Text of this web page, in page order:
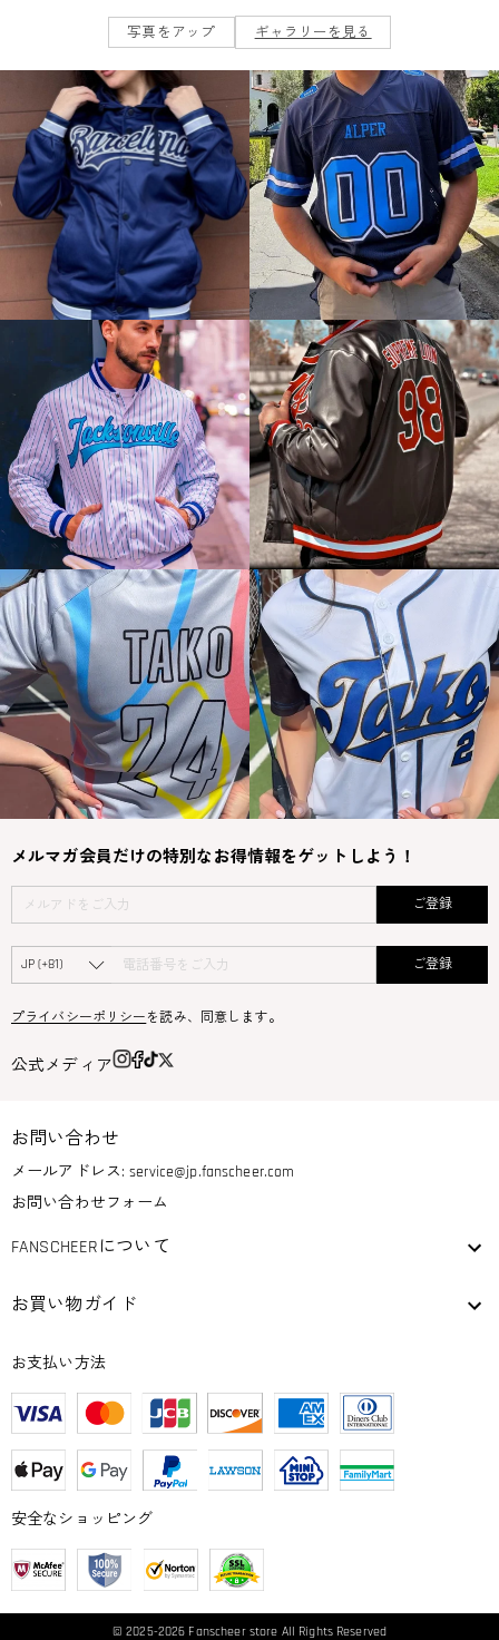
写真をアップ ギャラリーを見る
メルマガ会員だけの特別なお得情報をゲットしよう！
ご登録
ご登録
プライバシーポリシー を読み、同意します。
公式メディア
お問い合わせ
メールアドレス:service@jp.fanscheer.com
お問い合わせフォーム
FANSCHEERについて
お買い物ガイド
お支払い方法
安全なショッピング
© 2025-2026 Fanscheerstore All Rights Reserved